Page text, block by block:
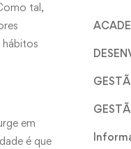
tal,
hábitos
em
é que